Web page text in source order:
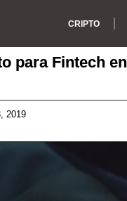
CRIPTO
para Fintech
2019